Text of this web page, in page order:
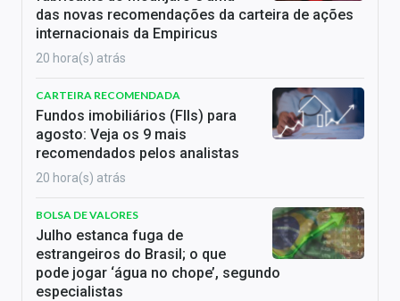
das novas recomendações da carteira de ações
internacionais da Empiricus
20 hora(s) atrás
CARTEIRA RECOMENDADA
Fundos imobiliários (FIIs) para
agosto: Veja os 9 mais
recomendados pelos analistas
20 hora(s) atrás
BOLSA DE VALORES
Julho estanca fuga de
estrangeiros do Brasil; o que
pode jogar ‘água no chope’, segundo
especialistas